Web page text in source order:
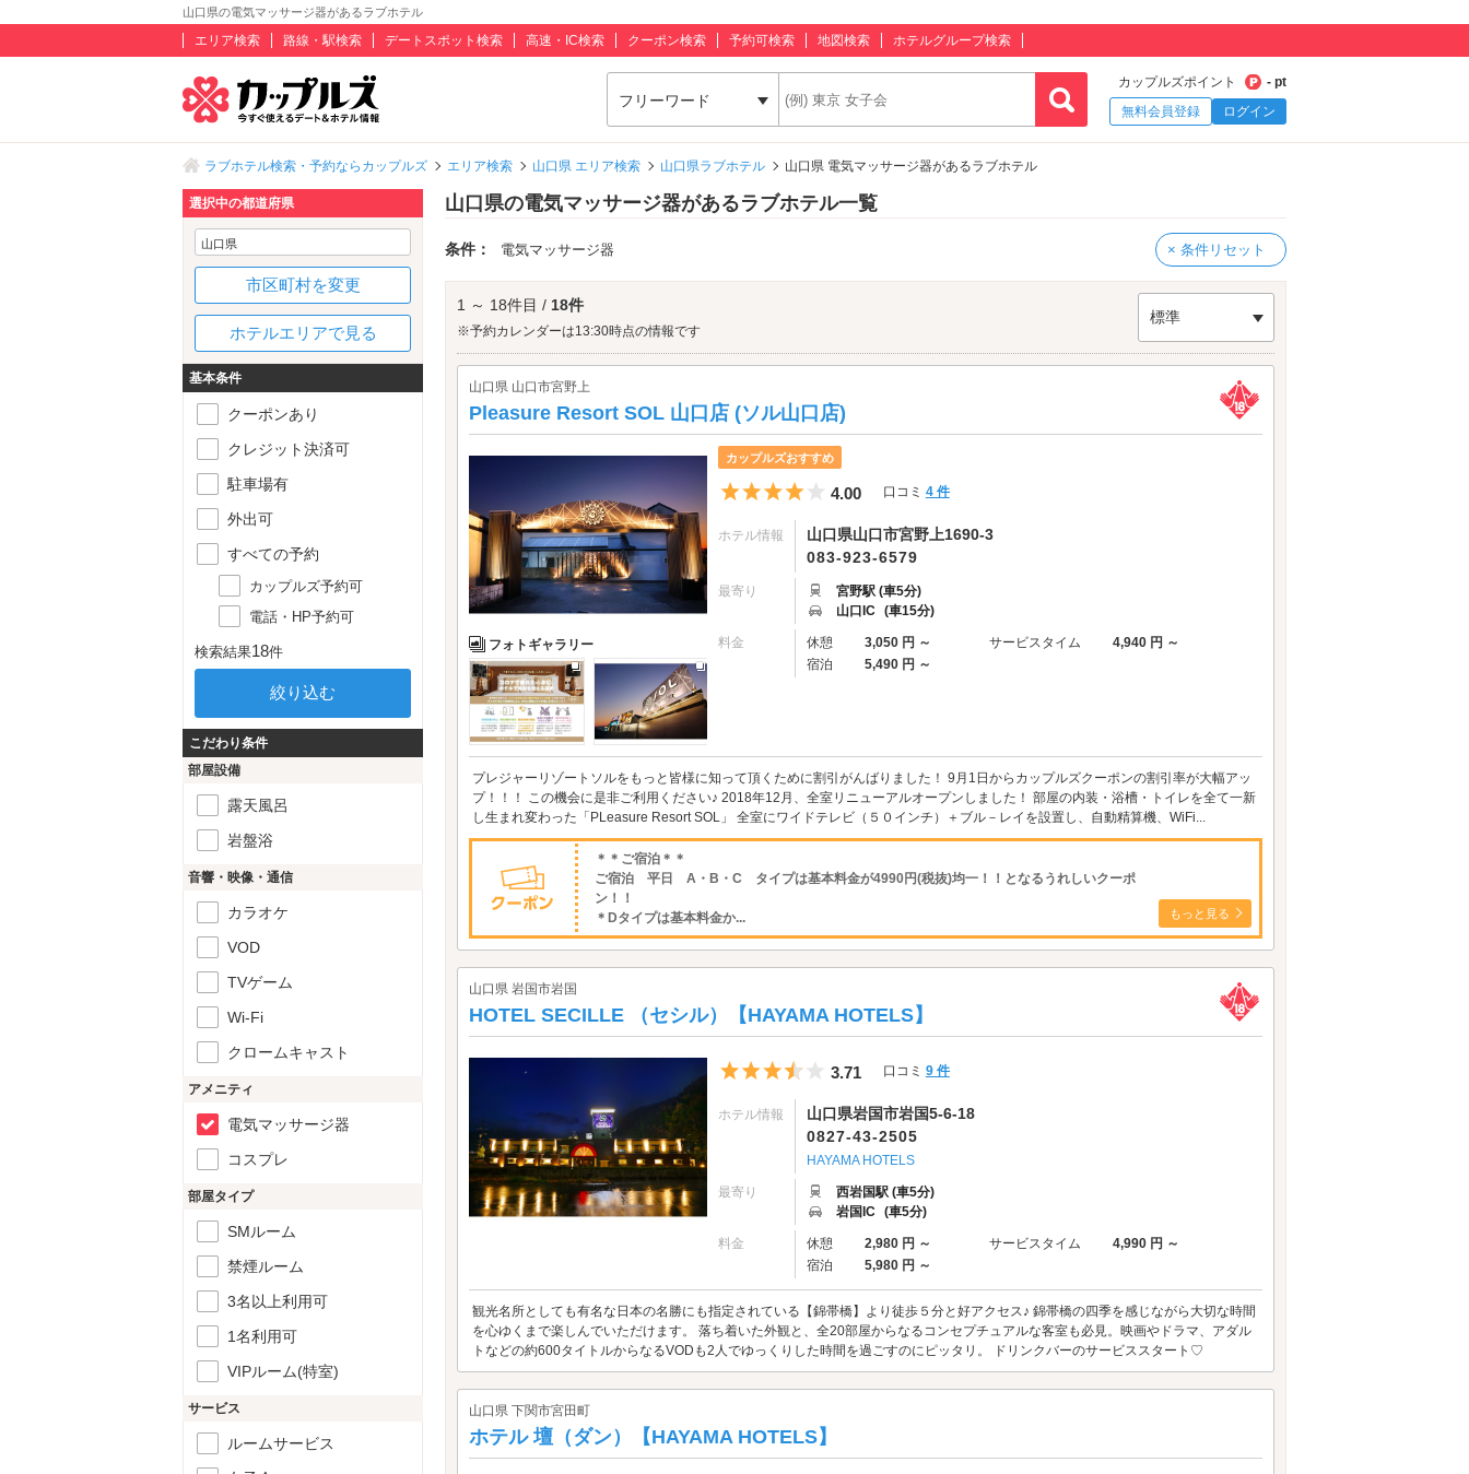
山口県の電気マッサージ器があるラブホテル
エリア検索 路線・駅検索 デートスポット検索 高速・IC検索 クーポン検索 予約可検索 地図検索 ホテルグループ検索
フリーワード
カップルズポイント
- pt
無料会員登録
ログイン
ラブホテル検索・予約ならカップルズ エリア検索 山口県 エリア検索 山口県ラブホテル 山口県 電気マッサージ器があるラブホテル
山口県の電気マッサージ器があるラブホテル一覧
条件： 電気マッサージ器 × 条件リセット
1 ～ 18件目 / 18件
※予約カレンダーは13:30時点の情報です
標準
山口県 山口市宮野上
Pleasure Resort SOL 山口店 (ソル山口店)
フォトギャラリー
カップルズおすすめ
5つ星のうち4
4.00 口コミ 4 件
ホテル情報
山口県山口市宮野上1690-3
083-923-6579
最寄り
宮野駅 (車5分)
山口IC (車15分)
料金 休憩 3,050 円 ～ サービスタイム
4,940 円 ～
宿泊
5,490 円 ～
プレジャーリゾートソルをもっと皆様に知って頂くために割引がんばりました！ 9月1日からカップルズクーポンの割引率が大幅アッ
プ！！！ この機会に是非ご利用ください♪ 2018年12月、全室リニューアルオープンしました！ 部屋の内装・浴槽・トイレを全て一新
し生まれ変わった「PLeasure Resort SOL」 全室にワイドテレビ（５０インチ）＋ブル－レイを設置し、自動精算機、WiFi...
＊＊ご宿泊＊＊
ご宿泊 平日 A・B・C タイプは基本料金が4990円(税抜)均一！！となるうれしいクーポ
ン！！
＊Dタイプは基本料金か...
もっと見る
山口県 岩国市岩国
HOTEL SECILLE （セシル）【HAYAMA HOTELS】
5つ星のうち3.5
3.71 口コミ 9 件
ホテル情報
山口県岩国市岩国5-6-18
0827-43-2505
HAYAMA HOTELS
最寄り
西岩国駅 (車5分)
岩国IC (車5分)
料金 休憩 2,980 円 ～ サービスタイム
4,990 円 ～
宿泊
5,980 円 ～
観光名所としても有名な日本の名勝にも指定されている【錦帯橋】より徒歩５分と好アクセス♪ 錦帯橋の四季を感じながら大切な時間
を心ゆくまで楽しんでいただけます。 落ち着いた外観と、全20部屋からなるコンセプチュアルな客室も必見。映画やドラマ、アダル
トなどの約600タイトルからなるVODも2人でゆっくりした時間を過ごすのにピッタリ。 ドリンクバーのサービススタート♡
山口県 下関市宮田町
ホテル 壇（ダン）【HAYAMA HOTELS】
選択中の都道府県
山口県
市区町村を変更
ホテルエリアで見る
基本条件
クーポンあり
クレジット決済可
駐車場有
外出可
すべての予約
カップルズ予約可
電話・HP予約可
検索結果18件
こだわり条件
部屋設備
露天風呂
岩盤浴
音響・映像・通信
カラオケ
VOD
TVゲーム
Wi-Fi
クロームキャスト
アメニティ
電気マッサージ器
コスプレ
部屋タイプ
SMルーム
禁煙ルーム
3名以上利用可
1名利用可
VIPルーム(特室)
サービス
ルームサービス